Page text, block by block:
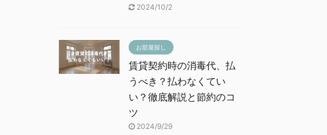
2024/10/2
お部屋探し
賃貸契約時の消毒代、払
うべき？払わなくてい
い？徹底解説と節約のコ
ツ
2024/9/29